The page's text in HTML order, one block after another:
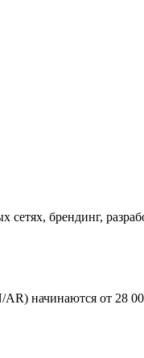
брендинг,
начинаются от 28